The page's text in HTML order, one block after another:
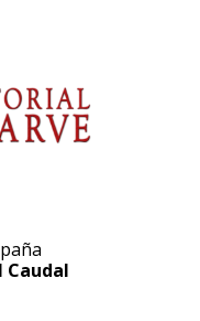
Caudal